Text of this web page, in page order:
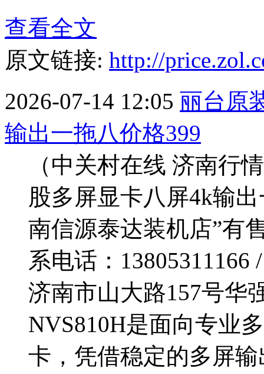
查看全文
原文链接: http://
2026-07-14 12:05 丽台原
输出一拖八价格399
（中关村在线 济南行
股多屏显卡八屏4k输
南信源泰达装机店”有
系电话：13805311166
济南市山大路157号华
NVS810H是面向专业
卡，凭借稳定的多屏